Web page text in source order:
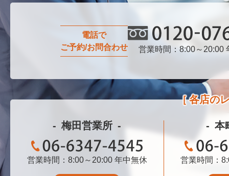
電話で
ご予約/お問合わせ
0120-076-750
営業時間：8:00～20:00
各店の
梅田営業所
06-6347-4545
営業時間：8:00～20:00 年中無休
本
営業時間：